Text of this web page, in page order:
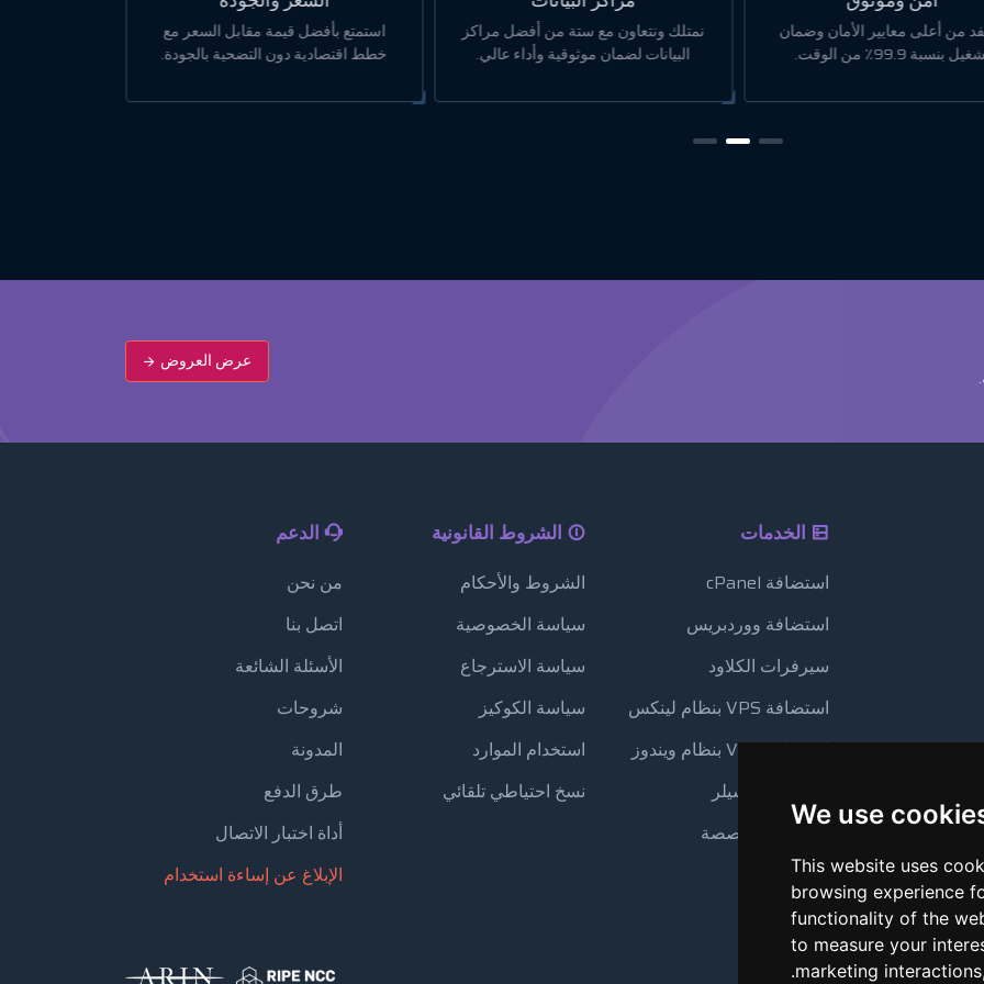
We use
This website uses
browsing experience
functionality of the
to measure your
marketing interactions,
.
ونتعاون مع ستة من أفضل مراكز
لضمان موثوقية وأداء عالي.
استمتع بأفضل قيمة مقابل السعر مع
خطط اقتصادية دون التضحية بالجودة.
أدر جميع احتياجاتك من الاستضافة من
خلال لوحة تحكم بديهية وسهلة الاستخدام.
عرض العروض
الخدمات
استضافة cPanel
استضافة ووردبريس
سيرفرات الكلاود
استضافة VPS بنظام لينكس
استضافة VPS بنظام ويندوز
استضافة ريسيلر
الخوادم المخصصة
الشروط القانونية
الشروط والأحكام
سياسة الخصوصية
سياسة الاسترجاع
سياسة الكوكيز
استخدام الموارد
نسخ احتياطي تلقائي
الدعم
من نحن
اتصل بنا
الأسئلة الشائعة
شروحات
المدونة
طرق الدفع
أداة اختبار الاتصال
الإبلاغ عن إساءة استخدام